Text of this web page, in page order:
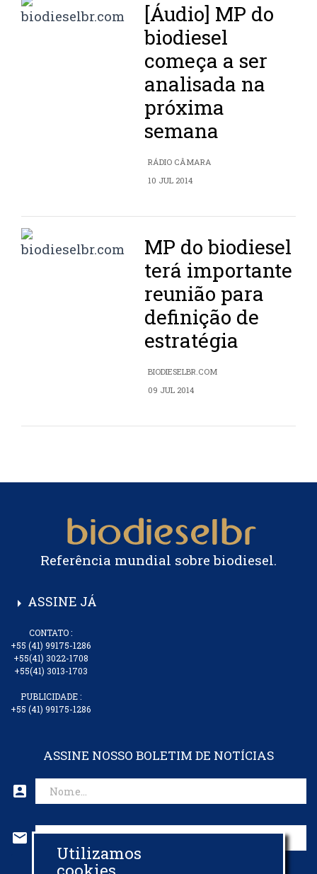
[Áudio] MP do
biodiesel
começa a ser
analisada na
próxima
semana
RÁDIO CÂMARA
10 JUL 2014
MP do biodiesel
terá importante
reunião para
definição de
estratégia
BIODIESELBR.COM
09 JUL 2014
Referência mundial sobre biodiesel.
arrow_right ASSINE JÁ
CONTATO :
+55 (41) 99175-1286
+55(41) 3022-1708
+55(41) 3013-1703
PUBLICIDADE :
+55 (41) 99175-1286
ASSINE NOSSO BOLETIM DE NOTÍCIAS
account_box
mail
CADASTRAR EMAIL
Utilizamos